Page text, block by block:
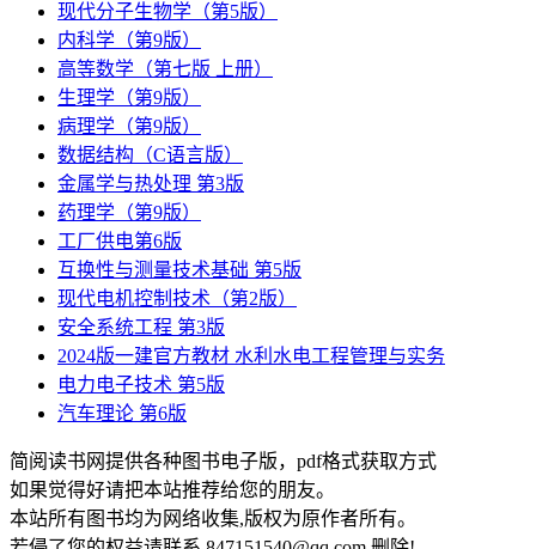
现代分子生物学（第5版）
内科学（第9版）
高等数学（第七版 上册）
生理学（第9版）
病理学（第9版）
数据结构（C语言版）
金属学与热处理 第3版
药理学（第9版）
工厂供电第6版
互换性与测量技术基础 第5版
现代电机控制技术（第2版）
安全系统工程 第3版
2024版一建官方教材 水利水电工程管理与实务
电力电子技术 第5版
汽车理论 第6版
简阅读书网提供各种图书电子版，pdf格式获取方式
如果觉得好请把本站推荐给您的朋友。
本站所有图书均为网络收集,版权为原作者所有。